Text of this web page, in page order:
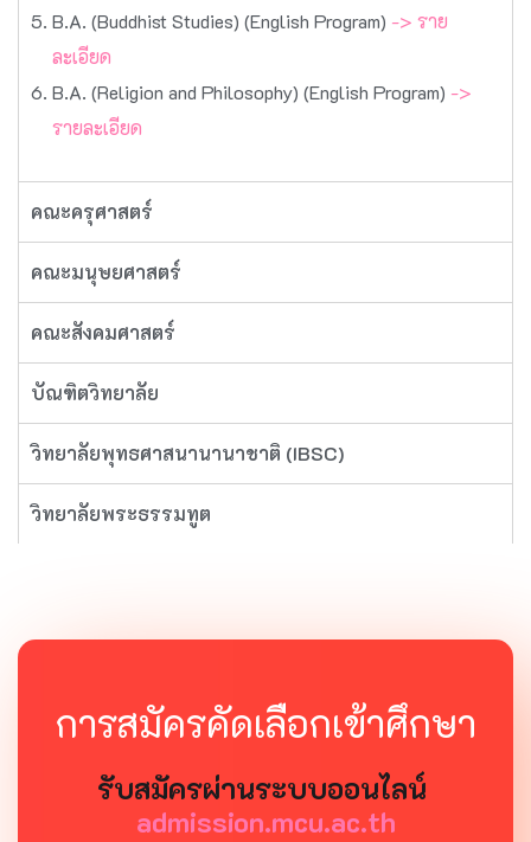
B.A. (Buddhist Studies) (English Program) -> ราย
ละเอียด
B.A. (Religion and Philosophy) (English Program) ->
รายละเอียด
คณะครุศาสตร์
คณะมนุษยศาสตร์
คณะสังคมศาสตร์
บัณฑิตวิทยาลัย
วิทยาลัยพุทธศาสนานานาชาติ (IBSC)
วิทยาลัยพระธรรมทูต
การสมัครคัดเลือกเข้าศึกษา
รับสมัครผ่านระบบออนไลน์
admission.mcu.ac.th